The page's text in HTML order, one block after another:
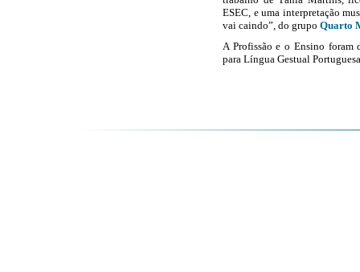
ESEC, e uma interpretação
vai caindo”, do grupo Quarto
A Profissão e o Ensino foram
para Língua Gestual